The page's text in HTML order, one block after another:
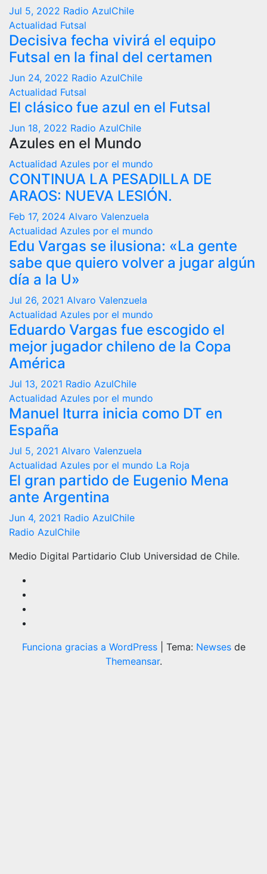
Jul 5, 2022 Radio AzulChile
Actualidad Futsal
Decisiva fecha vivirá el equipo
Futsal en la final del certamen
Jun 24, 2022 Radio AzulChile
Actualidad Futsal
El clásico fue azul en el Futsal
Jun 18, 2022 Radio AzulChile
Azules en el Mundo
Actualidad Azules por el mundo
CONTINUA LA PESADILLA DE
ARAOS: NUEVA LESIÓN.
Feb 17, 2024 Alvaro Valenzuela
Actualidad Azules por el mundo
Edu Vargas se ilusiona: «La gente
sabe que quiero volver a jugar algún
día a la U»
Jul 26, 2021 Alvaro Valenzuela
Actualidad Azules por el mundo
Eduardo Vargas fue escogido el
mejor jugador chileno de la Copa
América
Jul 13, 2021 Radio AzulChile
Actualidad Azules por el mundo
Manuel Iturra inicia como DT en
España
Jul 5, 2021 Alvaro Valenzuela
Actualidad Azules por el mundo La Roja
El gran partido de Eugenio Mena
ante Argentina
Jun 4, 2021 Radio AzulChile
Radio AzulChile
Medio Digital Partidario Club Universidad de Chile.
Funciona gracias a WordPress Tema: Newsesde
Themeansar.